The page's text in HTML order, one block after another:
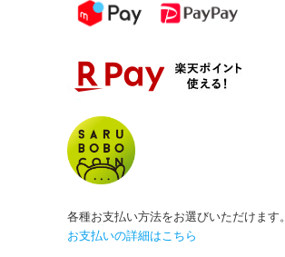
各種お支払い方法をお選びいただけます。
お支払いの詳細はこちら